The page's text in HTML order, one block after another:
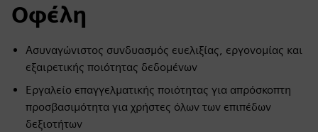
Οφέλη
Ασυναγώνιστος συνδυασμός ευελιξίας, εργονομίας και
εξαιρετικής ποιότητας δεδομένων
Εργαλείο επαγγελματικής ποιότητας για απρόσκοπτη
προσβασιμότητα για χρήστες όλων των επιπέδων
δεξιοτήτων